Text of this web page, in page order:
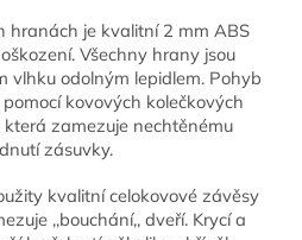
hranách je kvalitní 2 mm ABS
Všechny hrany jsou
vlhku odolným lepidlem. Pohyb
kovových kolečkových
zamezuje nechtěnému
zásuvky.
kvalitní celokovové závěsy
,,bouchání,, dveří. Krycí a